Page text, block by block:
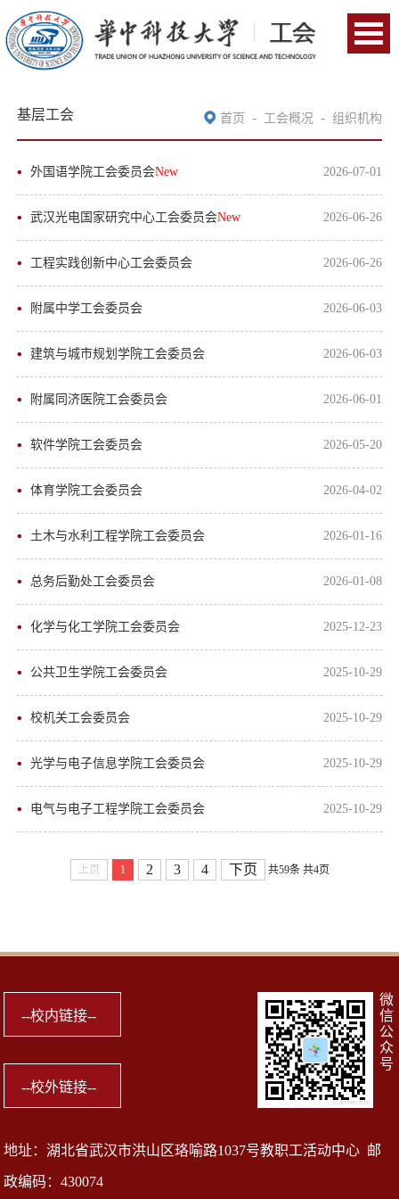
基层工会 首页 - 工会概况 - 组织机构
外国语学院工会委员会New 2026-07-01
武汉光电国家研究中心工会委员会New 2026-06-26
工程实践创新中心工会委员会 2026-06-26
附属中学工会委员会 2026-06-03
建筑与城市规划学院工会委员会 2026-06-03
附属同济医院工会委员会 2026-06-01
软件学院工会委员会 2026-05-20
体育学院工会委员会 2026-04-02
土木与水利工程学院工会委员会 2026-01-16
总务后勤处工会委员会 2026-01-08
化学与化工学院工会委员会 2025-12-23
公共卫生学院工会委员会 2025-10-29
校机关工会委员会 2025-10-29
光学与电子信息学院工会委员会 2025-10-29
电气与电子工程学院工会委员会 2025-10-29
上页 1 2 3 4 下页 共59条 共4页
微
信
公
众
号
地址：湖北省武汉市洪山区珞喻路1037号教职工活动中心 邮
政编码：430074